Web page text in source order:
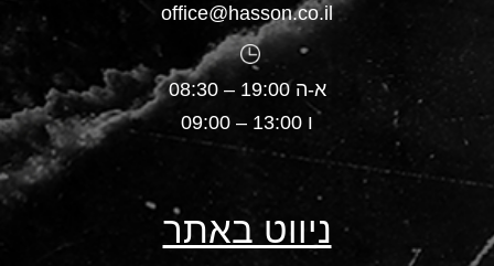
office@hasson.co.il
א-ה 19:00 – 08:30
ו 13:00 – 09:00
ניווט באתר